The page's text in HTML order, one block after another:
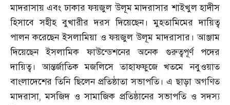
মাদরাসায় এবং ঢাকার ফয়জুল উলূম মাদরাসার শাইখুল হাদীস
হিসাবে সহীহ বুখারীর দরস দিয়েছেন। মুহতামিমের দায়িত্ব
পালন করেছেন ইসলামিয়া ও ফয়জুল উলূম মাদরাসার। আঞ্জাম
দিয়েছেন ইসলামিক ফাউন্ডেশনের অনেক গুরুত্বপূর্ণ পদের
দায়িত্ব। আন্তর্জাতিক মজলিসে তাহাফ্ফুজে খতমে নবুওয়াত
বাংলাদেশের তিনি ছিলেন প্রতিষ্ঠাতা সভাপতি। এ ছাড়া অগণিত
মাদরাসা,মসজিদ ও সামাজিক প্রতিষ্ঠানের সভাপতি ও সদস্য